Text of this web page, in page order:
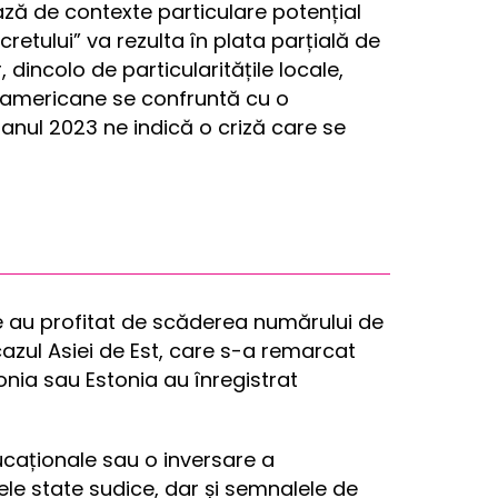
de contexte particulare potențial
va rezulta în plata parțială de
dincolo de particularitățile locale,
se confruntă cu o
2023 ne indică o criză care se
profitat de scăderea numărului de
Asiei de Est, care s-a remarcat
sau Estonia au înregistrat
sau o inversare a
state sudice, dar și semnalele de